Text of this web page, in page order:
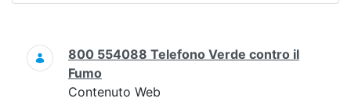
Ricerca
800 554088 Telefono Verde contro il
Fumo
Contenuto Web